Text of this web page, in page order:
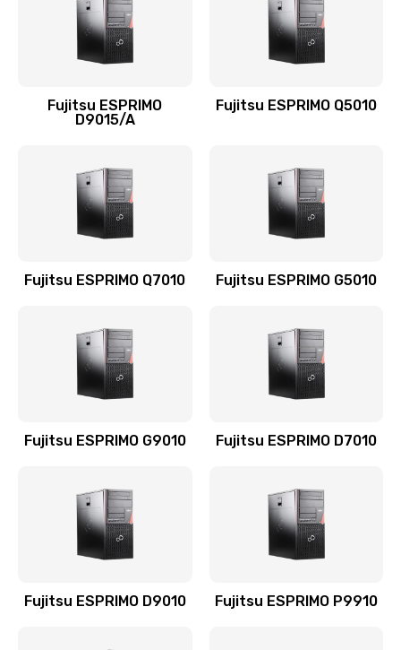
Fujitsu ESPRIMO
D9015/A
Fujitsu ESPRIMO Q5010
Fujitsu ESPRIMO Q7010 Fujitsu ESPRIMO G5010
Fujitsu ESPRIMO G9010 Fujitsu ESPRIMO D7010
Fujitsu ESPRIMO D9010 Fujitsu ESPRIMO P9910